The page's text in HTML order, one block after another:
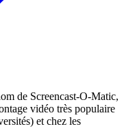
de Screencast-O-Matic,
vidéo très populaire
et chez les